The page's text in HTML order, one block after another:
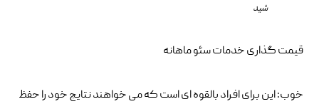
شید
قیمت گذاری خدمات سئو ماهانه
خوب: این برای افراد بالقوه ای است که می خواهند نتایج خود را حفظ